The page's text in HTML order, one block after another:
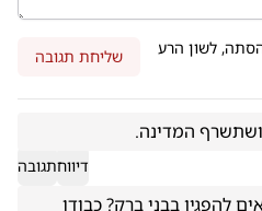
לשון הרע
שליחת תגובה
ושתשרף המדינה.
דיווחתגובה